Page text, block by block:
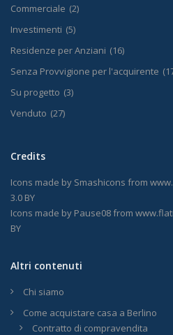
Commerciale (2)
Investimenti (5)
Residenze per Anziani (16)
Senza Provvigione per l'acquirente
Su progetto (3)
Venduto (27)
Credits
Icons made by Smashicons from
3.0 BY
Icons made by Pause08from
BY
Altri contenuti
Chi siamo
Come acquistare casa a Berlino
Contratto di compravendita